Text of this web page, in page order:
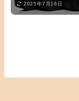
2025年7月16日